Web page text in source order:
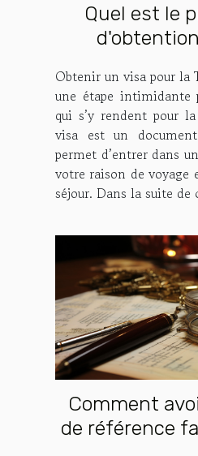
Quel est le
Obtenir un visa pour la
une étape intimidante
qui s’y rendent pour
visa est un
permet d’entrer dans
votre raison de voyage
séjour. Dans la suite de
Comment
de référence